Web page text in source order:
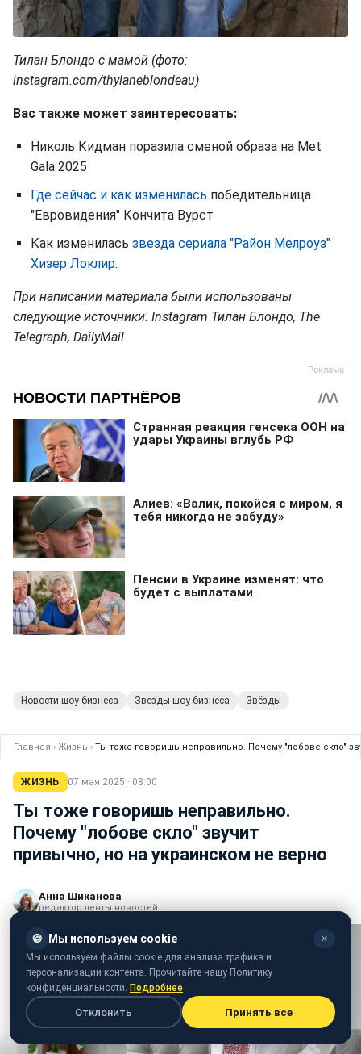
Тилан Блондо с мамой (фото:
instagram.com/thylaneblondeau)
Вас также может заинтересовать:
Николь Кидман поразила сменой образа на Met
Gala 2025
Где сейчас и как изменилась победительница
"Евровидения" Кончита Вурст
Как изменилась звезда сериала "Район Мелроуз"
Хизер Локлир.
При написании материала были использованы
следующие источники: Instagram Тилан Блондо, The
Telegraph, DailyMail.
Новости шоу-бизнеса Звезды шоу-бизнеса Звёзды
Главная › Жизнь › Ты тоже говоришь неправильно. Почему "лобове скло"
ЖИЗНЬ 07 мая 2025 · 08:00
Ты тоже говоришь неправильно.
Почему "лобове скло" звучит
привычно, но на украинском не верно
Анна Шиканова
редактор ленты новостей
🍪 Мы используем cookie ✕
Мы используем файлы cookie для анализа трафика и
персонализации контента. Прочитайте нашу Политику
конфиденциальности. Подробнее
Отклонить Принять все